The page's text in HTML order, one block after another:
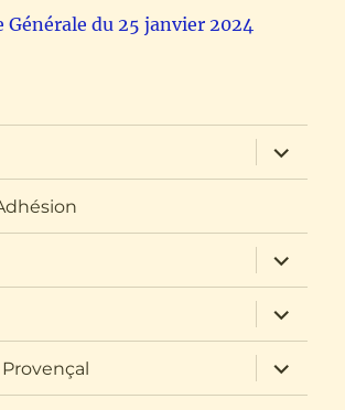
Générale du 25 janvier 2024
ouvrir
le
sous-
ouvrir
le
sous-
menu
ouvrir
le
sous-
menu
ouvrir
le
sous-